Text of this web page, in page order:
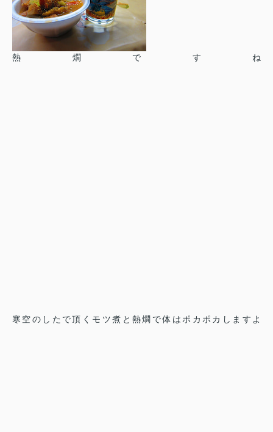
熱燗ですね
寒空のしたで頂くモツ煮と熱燗で体はポカポカしますよ